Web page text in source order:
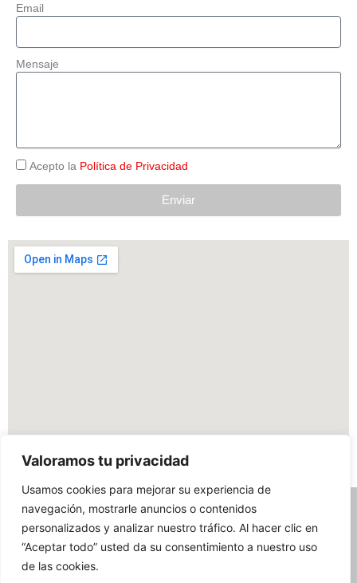
Valoramos tu privacidad
Usamos cookies para mejorar su experiencia de
navegación, mostrarle anuncios o contenidos
personalizados y analizar nuestro tráfico. Al hacer clic en
“Aceptar todo” usted da su consentimiento a nuestro uso
de las cookies.
Email
Mensaje
Acepto la Política de Privacidad
Enviar
TEXTOS LEGALES
Aviso Legal